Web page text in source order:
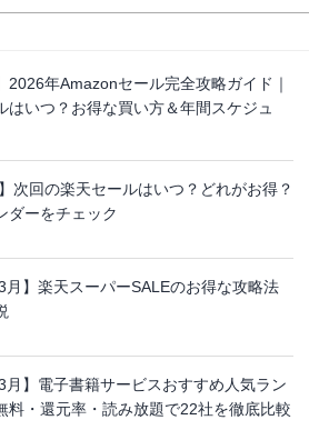
2026年Amazonセール完全攻略ガイド｜
はいつ？お得な買い方＆年間スケジュ
次回の楽天セールはいつ？どれがお得？
ダーをチェック
3月】楽天スーパーSALEのお得な攻略法
3月】電子書籍サービスおすすめ人気ラン
料・還元率・読み放題で22社を徹底比較